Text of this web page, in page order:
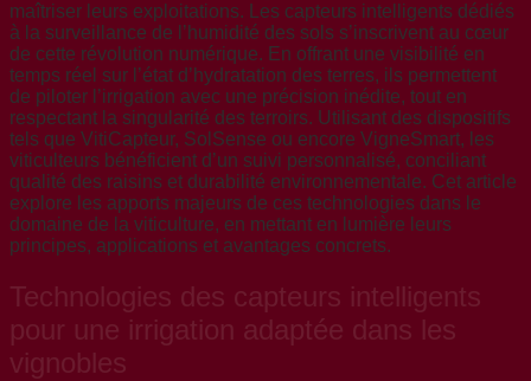
maîtriser leurs exploitations. Les capteurs intelligents dédiés
à la surveillance de l’humidité des sols s’inscrivent au cœur
de cette révolution numérique. En offrant une visibilité en
temps réel sur l’état d’hydratation des terres, ils permettent
de piloter l’irrigation avec une précision inédite, tout en
respectant la singularité des terroirs. Utilisant des dispositifs
tels que VitiCapteur, SolSense ou encore VigneSmart, les
viticulteurs bénéficient d’un suivi personnalisé, conciliant
qualité des raisins et durabilité environnementale. Cet article
explore les apports majeurs de ces technologies dans le
domaine de la viticulture, en mettant en lumière leurs
principes, applications et avantages concrets.
Technologies des capteurs intelligents
pour une irrigation adaptée dans les
vignobles